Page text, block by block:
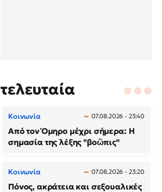
τελευταία
Κοινωνία 07.08.2026 - 23:40
Από τον Όμηρο μέχρι σήμερα: Η
σημασία της λέξης "βοῶπις"
Κοινωνία 07.08.2026 - 23:20
Πόνος, ακράτεια και σεξουαλικές